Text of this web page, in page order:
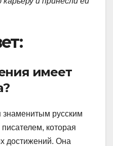
имеет
русским
которая
достижений. Она